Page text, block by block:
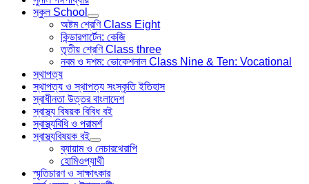
স্কুল School
অষ্টম শ্রেণি Class Eight
কিন্ডারগার্টেন: কেজি
তৃতীয় শ্রেণি Class three
নবম ও দশম: ভোকেশনাল Class Nine & Ten: Vocational
স্থাপত্য
স্থাপত্য ও স্থাপত্য সংস্কৃতি ইতিহাস
স্বাধীনতা উত্তর বাংলাদেশ
স্বাস্থ্য বিষয়ক বিবিধ বই
স্বাস্থ্যবিধি ও পরামর্শ
স্বাস্থ্যবিষয়ক বই
ব্যায়াম ও নেচারথেরাপি
হোমিওপ্যাথী
স্মৃতিচারণ ও সাক্ষাৎকার